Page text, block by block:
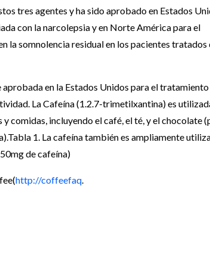
tres agentes y ha sido aprobado en Estados
con la narcolepsia y en Norte América para el
la somnolencia residual en los pacientes tratados
en la Estados Unidos para el tratamiento
La Cafeína (1.2.7-trimetilxantina) es
comidas, incluyendo el café, el té, y el chocolate
1. La cafeína también es ampliamente
de cafeína)
http://coffeefaq